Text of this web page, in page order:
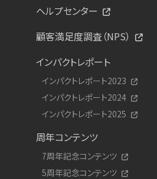
ヘルプセンター
顧客満足度調査（NPS）
インパクトレポート
インパクトレポート2023
インパクトレポート2024
インパクトレポート2025
周年コンテンツ
7周年記念コンテンツ
5周年記念コンテンツ